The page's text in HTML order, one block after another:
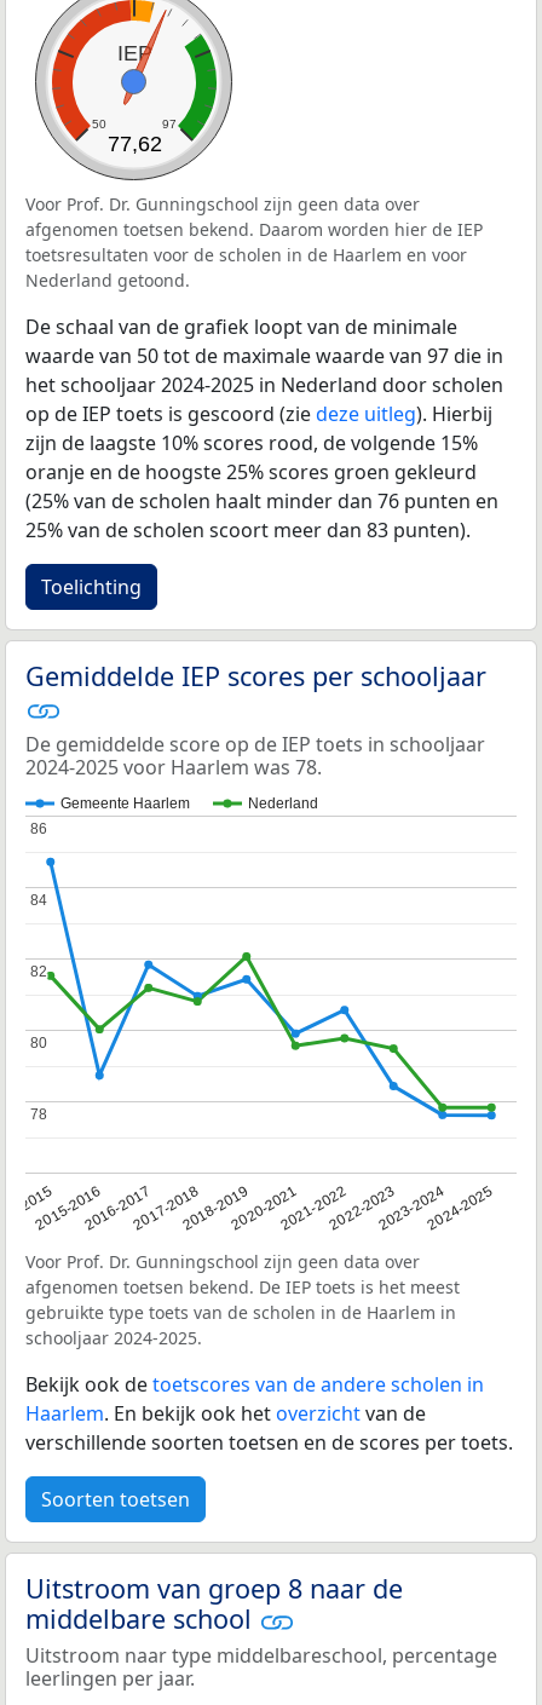
IEP
50 97
77,62
Voor Prof. Dr. Gunningschool zijn geen data over
afgenomen toetsen bekend. Daarom worden hier de IEP
toetsresultaten voor de scholen in de Haarlem en voor
Nederland getoond.
De schaal van de grafiek loopt van de minimale
waarde van 50 tot de maximale waarde van 97 die in
het schooljaar 2024-2025 in Nederland door scholen
op de IEP toets is gescoord (ziedeze uitleg). Hierbij
zijn de laagste 10% scores rood, de volgende 15%
oranje en de hoogste 25% scores groen gekleurd
(25% van de scholen haalt minder dan 76 punten en
25% van de scholen scoort meer dan 83 punten).
Toelichting
Gemiddelde IEP scores per schooljaar
De gemiddelde score op de IEP toets in schooljaar
2024-2025 voor Haarlem was 78.
Gemeente Haarlem Nederland
2015
2015-20162016-20172017-20182018-20192020-20212021-20222022-20232023-20242024-2025
78
78
80
80
82
82
84
84
86
86
Voor Prof. Dr. Gunningschool zijn geen data over
afgenomen toetsen bekend. De IEP toets is het meest
gebruikte type toets van de scholen in de Haarlem in
schooljaar 2024-2025.
Bekijk ook detoetscores van de andere scholen in
Haarlem. En bekijk ook hetoverzichtvan de
verschillende soorten toetsen en de scores per toets.
Soorten toetsen
Uitstroom van groep 8 naar de
middelbare school
Uitstroom naar type middelbareschool, percentage
leerlingen per jaar.